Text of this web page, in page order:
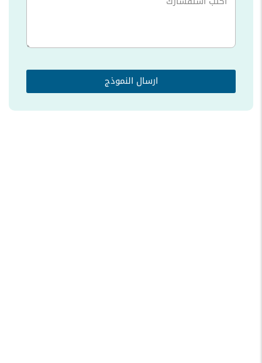
ارسال النموذج